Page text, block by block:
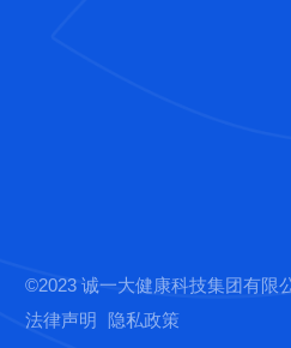
©2023 诚一大健康科技集团有限
法律声明
隐私政策